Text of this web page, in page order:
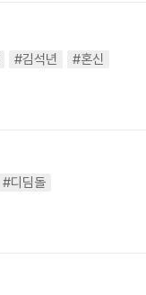
#김석년
#혼신
#디딤돌